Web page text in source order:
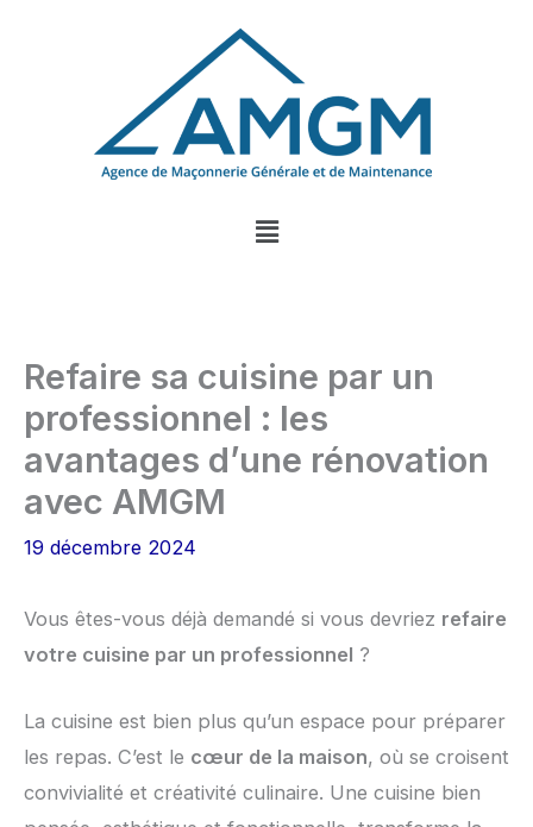
Menu
Refaire sa cuisine par un
professionnel : les
avantages d’une rénovation
avec AMGM
19 décembre 2024
Vous êtes-vous déjà demandé si vous devriez refaire
votre cuisine par un professionnel ?
La cuisine est bien plus qu’un espace pour préparer
les repas. C’est le cœur de la maison, où se croisent
convivialité et créativité culinaire. Une cuisine bien